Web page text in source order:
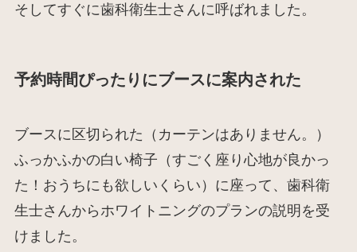
そしてすぐに歯科衛生士さんに呼ばれました。
予約時間ぴったりにブースに案内された
ブースに区切られた（カーテンはありません。）
ふっかふかの白い椅子（すごく座り心地が良かっ
た！おうちにも欲しいくらい）に座って、歯科衛
生士さんからホワイトニングのプランの説明を受
けました。